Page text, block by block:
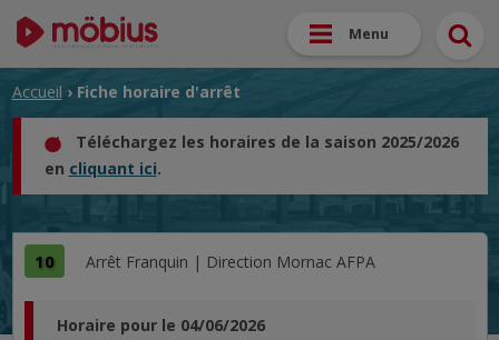
Menu
Accueil › Fiche horaire d'arrêt
Téléchargez les horaires de la saison 2025/2026
en cliquant ici.
10 Arrêt Franquin | Direction Mornac AFPA
Horaire pour le 04/06/2026